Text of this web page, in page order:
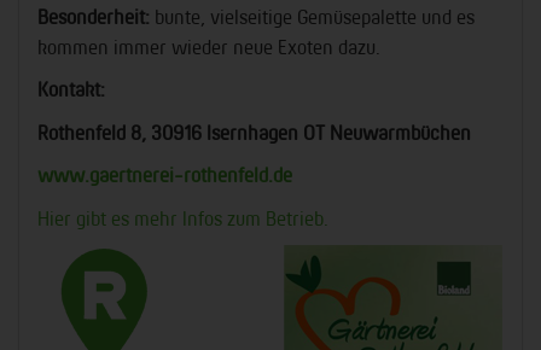
Besonderheit: bunte, vielseitige Gemüsepalette und es
kommen immer wieder neue Exoten dazu.
Kontakt:
Rothenfeld 8, 30916 Isernhagen OT Neuwarmbüchen
www.gaertnerei-rothenfeld.de
Hier gibt es mehr Infos zum Betrieb.